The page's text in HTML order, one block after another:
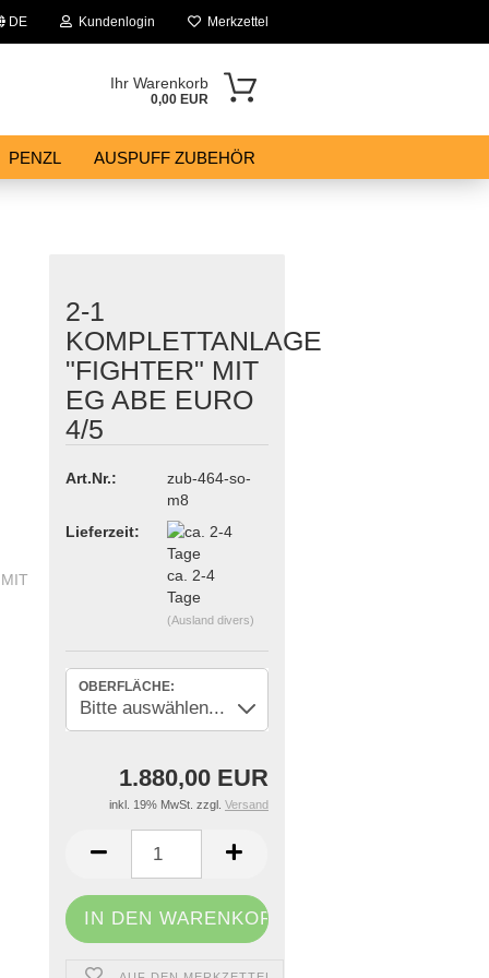
DE Kundenlogin Merkzettel
Ihr Warenkorb
0,00 EUR
PENZL AUSPUFF ZUBEHÖR
2-1
KOMPLETTANLAGE
"FIGHTER" MIT
EG ABE EURO
4/5
Art.Nr.:
zub-464-so-
m8
Lieferzeit:
ca. 2-4
Tage
(Ausland divers)
OBERFLÄCHE:
1.880,00 EUR
inkl. 19% MwSt. zzgl. Versand